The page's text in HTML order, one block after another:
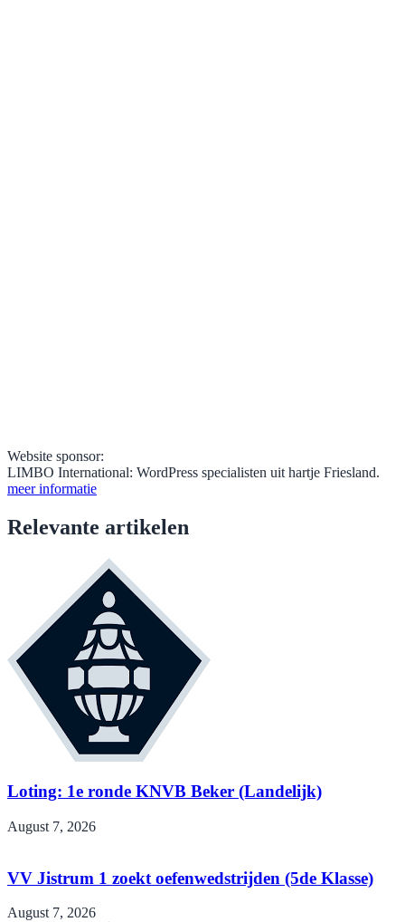
Website sponsor:
LIMBO International: WordPress specialisten uit hartje Friesland.
meer informatie
Relevante artikelen
Loting: 1e ronde KNVB Beker (Landelijk)
August 7, 2026
VV Jistrum 1 zoekt oefenwedstrijden (5de Klasse)
August 7, 2026